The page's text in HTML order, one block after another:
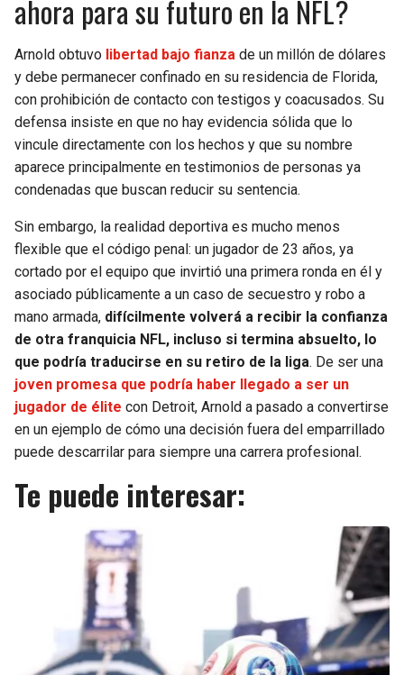
ahora para su futuro en la NFL?
Arnold obtuvo libertad bajo fianza de un millón de dólares
y debe permanecer confinado en su residencia de Florida,
con prohibición de contacto con testigos y coacusados. Su
defensa insiste en que no hay evidencia sólida que lo
vincule directamente con los hechos y que su nombre
aparece principalmente en testimonios de personas ya
condenadas que buscan reducir su sentencia.
Sin embargo, la realidad deportiva es mucho menos
flexible que el código penal: un jugador de 23 años, ya
cortado por el equipo que invirtió una primera ronda en él y
asociado públicamente a un caso de secuestro y robo a
mano armada, difícilmente volverá a recibir la confianza
de otra franquicia NFL, incluso si termina absuelto, lo
que podría traducirse en su retiro de la liga. De ser una
joven promesa que podría haber llegado a ser un
jugador de élite con Detroit, Arnold a pasado a convertirse
en un ejemplo de cómo una decisión fuera del emparrillado
puede descarrilar para siempre una carrera profesional.
Te puede interesar: